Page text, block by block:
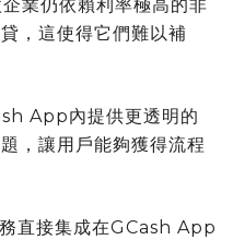
業仍依賴利率極高的非
，這使得它們難以補
App內提供更透明的
，讓用戶能夠獲得流程
直接集成在GCash App